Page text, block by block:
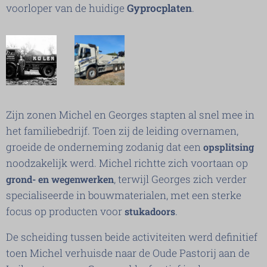
voorloper van de huidige Gyprocplaten.
Zijn zonen Michel en Georges stapten al snel mee in
het familiebedrijf. Toen zij de leiding overnamen,
groeide de onderneming zodanig dat eenopsplitsing
noodzakelijk werd. Michel richtte zich voortaan op
grond- en wegenwerken, terwijl Georges zich verder
specialiseerde in bouwmaterialen, met een sterke
focus op producten voorstukadoors.
De scheiding tussen beide activiteiten werd definitief
toen Michel verhuisde naar de Oude Pastorij aan de